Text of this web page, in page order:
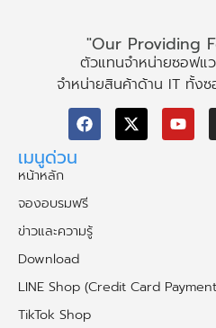
"Our Providing
ตัวแทนจำหน่ายซอฟแ
จำหน่ายสินค้าด้าน IT ทั้ง
เมนูด่วน
หน้าหลัก
จองอบรมฟรี
ข่าวและความรู้
Download